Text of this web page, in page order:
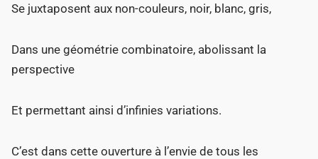
Se juxtaposent aux non-couleurs, noir, blanc, gris,
Dans une géométrie combinatoire, abolissant la
perspective
Et permettant ainsi d’infinies variations.
C’est dans cette ouverture à l’envie de tous les